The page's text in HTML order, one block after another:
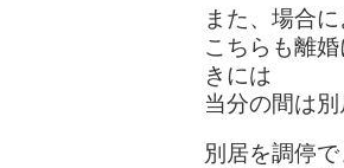
また、場合
こちらも離
きには
当分の間は
別居を調停